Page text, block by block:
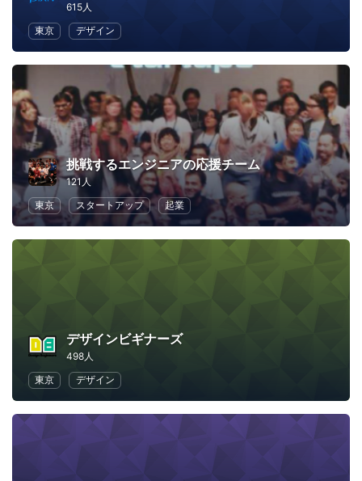
615人
東京
デザイン
挑戦するエンジニアの応援チーム
121人
東京
スタートアップ 起業
デザインビギナーズ
498人
東京
デザイン